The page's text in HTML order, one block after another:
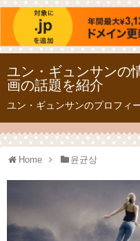
ユン・ギュンサンの
画の話題を紹介
ユン・ギュンサンのプロフィ
Home 윤균상